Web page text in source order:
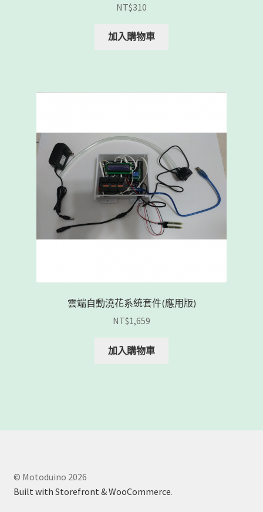
NT$310
加入購物車
雲端自動澆花系統套件(應用版)
NT$1,659
加入購物車
© Motoduino 2026
Built with Storefront & WooCommerce.